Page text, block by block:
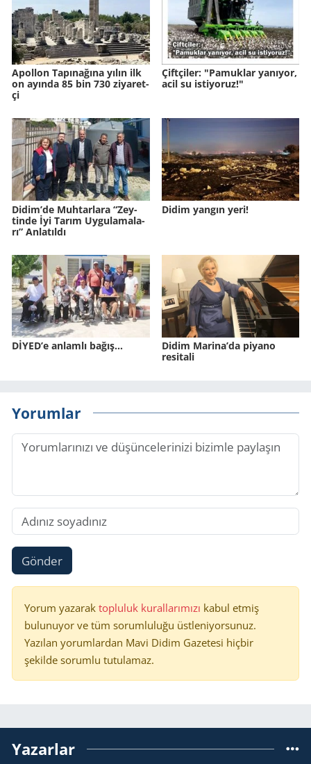
Apol­lon Ta­pı­na­ğına yılın ilk
on ayın­da 85 bin 730 zi­ya­ret­
çi
Çift­çi­ler: "Pa­muk­lar ya­nı­yor,
acil su is­ti­yo­ruz!"
Didim’de Muh­tar­la­ra “Zey­
tin­de İyi Tarım Uy­gu­la­ma­la­
rı” An­la­tıl­dı
Didim yangın yeri!
DİYED’e anlamlı bağış…
Didim Marina’da piyano
resitali
Yorumlar
Gönder
Yorum yazarak topluluk kurallarımızı kabul etmiş
bulunuyor ve tüm sorumluluğu üstleniyorsunuz.
Yazılan yorumlardan Mavi Didim Gazetesi hiçbir
şekilde sorumlu tutulamaz.
Yazarlar